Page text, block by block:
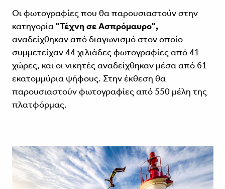
Οι φωτογραφίες που θα παρουσιαστούν στην
κατηγορία"Τέχνη σε Ασπρόμαυρο",
αναδείχθηκαν από διαγωνισμό στον οποίο
συμμετείχαν 44 χιλιάδες φωτογραφίες από 41
χώρες, και οι νικητές αναδείχθηκαν μέσα από 61
εκατομμύρια ψήφους. Στην έκθεση θα
παρουσιαστούν φωτογραφίες από 550 μέλη της
πλατφόρμας.